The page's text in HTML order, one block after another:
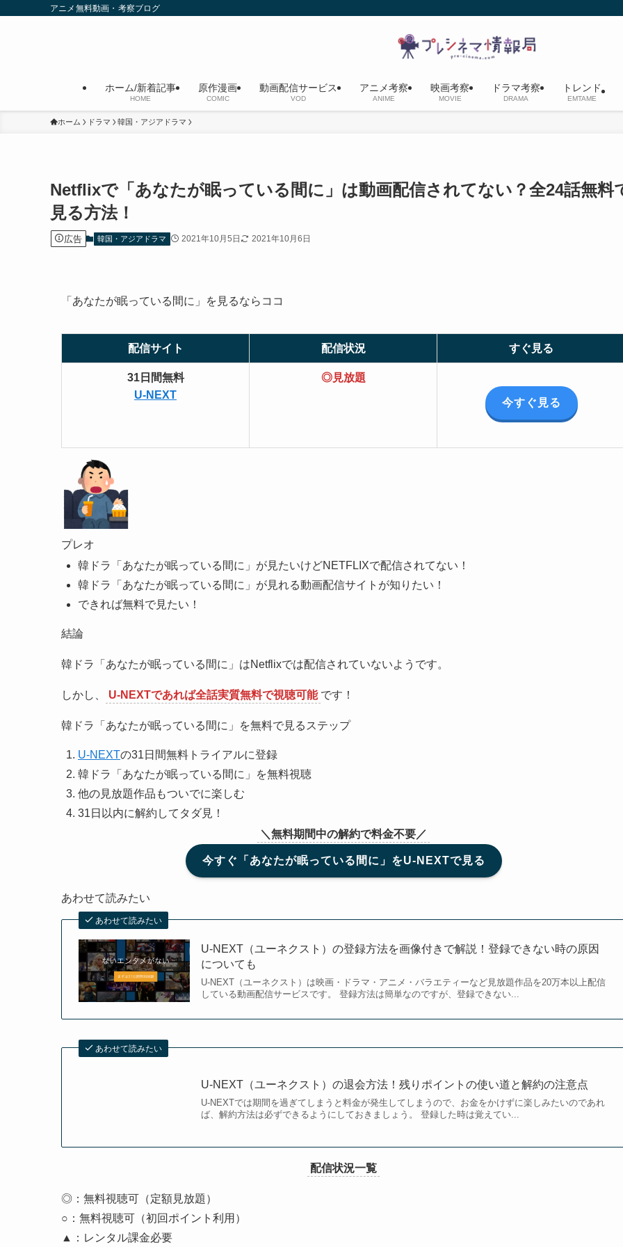
アニメ無料動画・考察ブログ
ホーム/新着記事
HOME
原作漫画
COMIC
動画配信サービス
VOD
アニメ考察
ANIME
映画考察
MOVIE
ドラマ考察
DRAMA
トレンド
EMTAME
ホーム ドラマ 韓国・アジアドラマ
Netflixで「あなたが眠っている間に」は動画配信されてない？全24話無料
見る方法！
広告 韓国・アジアドラマ 2021年10月5日 2021年10月6日
「あなたが眠っている間に」を見るならココ
配信サイト 配信状況 すぐ見る
31日間無料
U-NEXT
◎見放題
今すぐ見る
プレオ
韓ドラ「あなたが眠っている間に」が見たいけどNETFLIXで配信されてない！
韓ドラ「あなたが眠っている間に」が見れる動画配信サイトが知りたい！
できれば無料で見たい！
結論
韓ドラ「あなたが眠っている間に」はNetflixでは配信されていないようです。
しかし、 U-NEXTであれば全話実質無料で視聴可能 です！
韓ドラ「あなたが眠っている間に」を無料で見るステップ
U-NEXTの31日間無料トライアルに登録
韓ドラ「あなたが眠っている間に」を無料視聴
他の見放題作品もついでに楽しむ
31日以内に解約してタダ見！
＼無料期間中の解約で料金不要／
今すぐ「あなたが眠っている間に」をU-NEXTで見る
あわせて読みたい
あわせて読みたい
U-NEXT（ユーネクスト）の登録方法を画像付きで解説！登録できない時の原因
についても
U-NEXT（ユーネクスト）は映画・ドラマ・アニメ・バラエティーなど見放題作品を20万本以上配信
している動画配信サービスです。 登録方法は簡単なのですが、登録できない...
あわせて読みたい
U-NEXT（ユーネクスト）の退会方法！残りポイントの使い道と解約の注意点
U-NEXTでは期間を過ぎてしまうと料金が発生してしまうので、お金をかけずに楽しみたいのであれ
ば、解約方法は必ずできるようにしておきましょう。 登録した時は覚えてい...
配信状況一覧
◎：無料視聴可（定額見放題）
○：無料視聴可（初回ポイント利用）
▲：レンタル課金必要